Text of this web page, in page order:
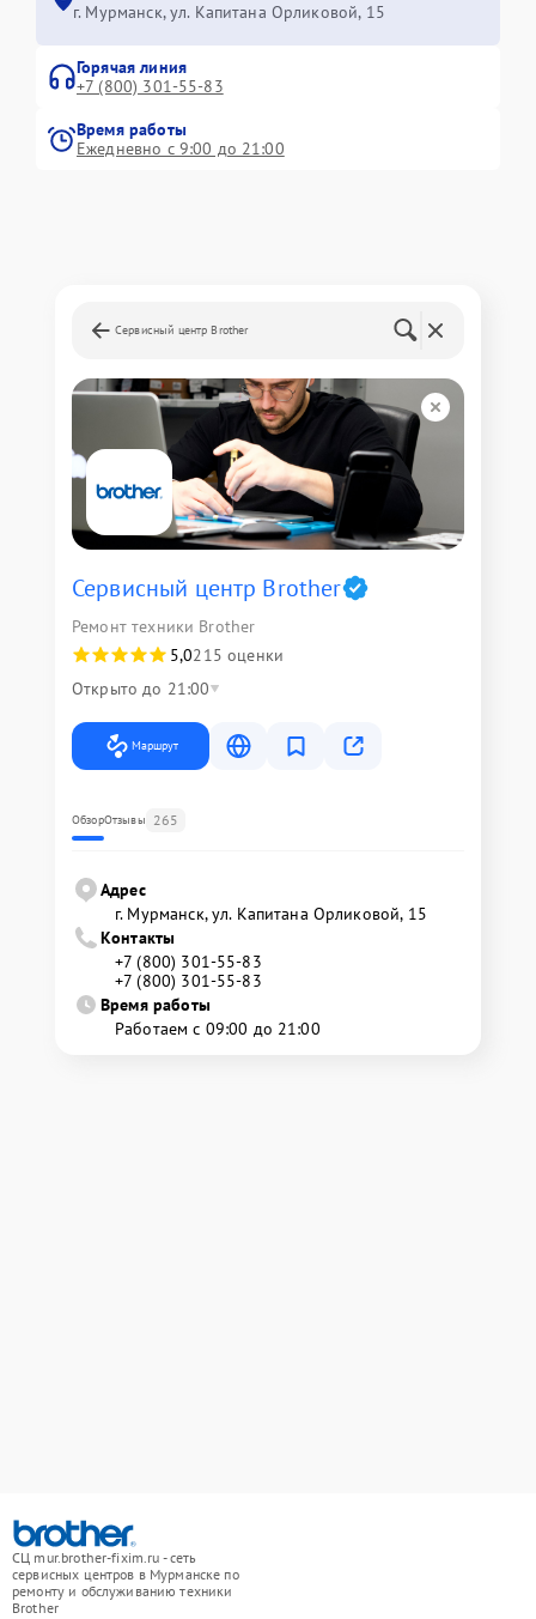
г. Мурманск, ул. Капитана Орликовой, 15
Горячая линия
+7 (800) 301-55-83
Время работы
Ежедневно с 9:00 до 21:00
Сервисный центр Brother
Сервисный центр Brother
Ремонт техники Brother
5,0215 оценки
Открыто до 21:00
Маршрут
ОбзорОтзывы 265
Адрес
г. Мурманск, ул. Капитана Орликовой, 15
Контакты
+7 (800) 301-55-83
+7 (800) 301-55-83
Время работы
Работаем с 09:00 до 21:00
СЦ mur.brother-fixim.ru - сеть
сервисных центров в Мурманске по
ремонту и обслуживанию техники
Brother